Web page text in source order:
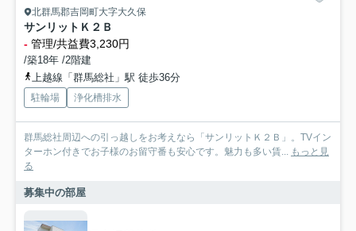
北群馬郡吉岡町大字大久保
サンリットＫ２Ｂ
- 管理/共益費3,230円
/築18年 /2階建
上越線「群馬総社」駅 徒歩36分
駐輪場 浄化槽排水
群馬総社周辺への引っ越しをお考えなら「サンリットＫ２Ｂ」。TVイン
ターホン付きでお子様のお留守番も安心です。魅力も多い賃... もっと見
る
募集中の部屋